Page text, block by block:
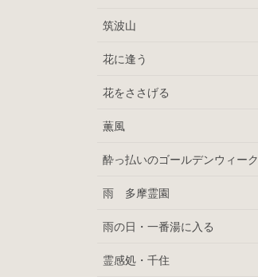
筑波山
花に逢う
花をささげる
薫風
酔っ払いのゴールデンウィーク
雨 多摩霊園
雨の日・一番湯に入る
霊感処・千住